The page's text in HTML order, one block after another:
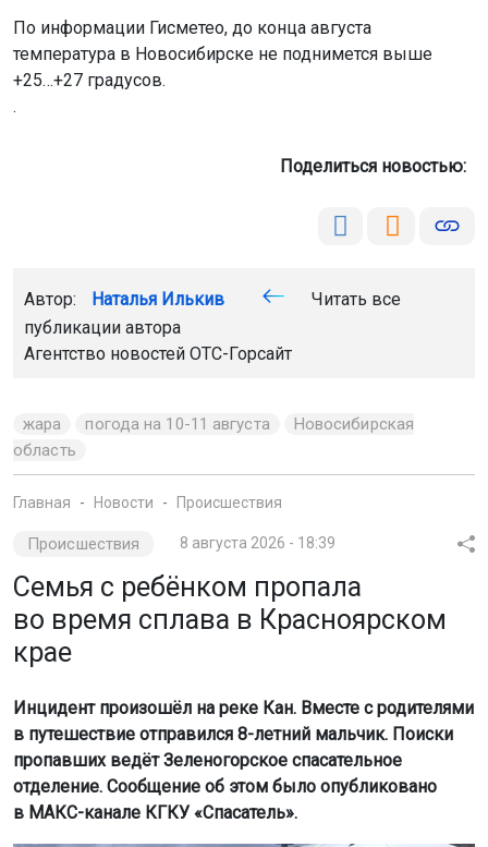
По информации Гисметео, до конца августа
температура в Новосибирске не поднимется выше
+25…+27 градусов.
.
Поделиться новостью:
Автор: Наталья Илькив
Читать все
публикации автора
Агентство новостей ОТС-Горсайт
жара погода на 10-11 августа
Новосибирская
область
Главная Новости Происшествия
Происшествия 8 августа 2026 - 18:39
Семья с ребёнком пропала
во время сплава в Красноярском
крае
Инцидент произошёл на реке Кан. Вместе с родителями
в путешествие отправился 8-летний мальчик. Поиски
пропавших ведёт Зеленогорское спасательное
отделение. Сообщение об этом было опубликовано
в МАКС-канале КГКУ «Спасатель».